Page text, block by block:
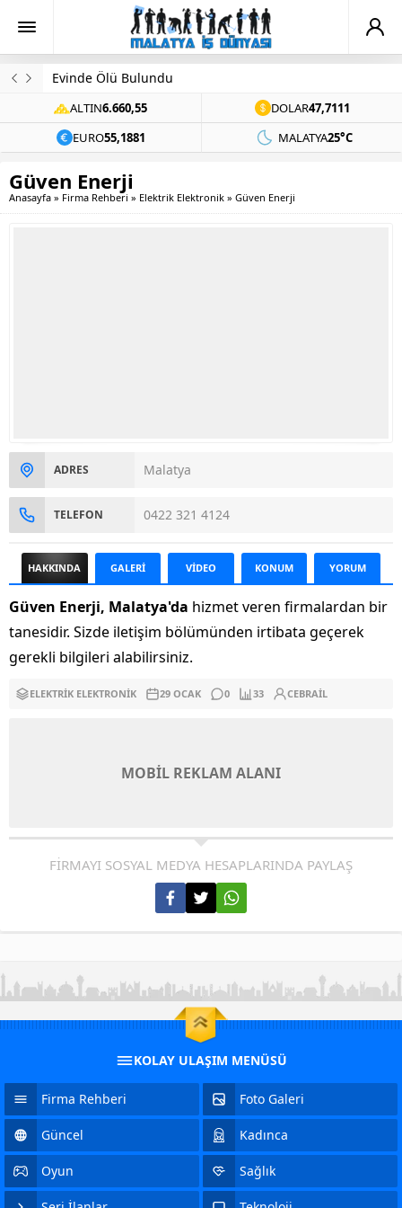
Evinde Ölü Bulundu
ALTIN6.660,55 DOLAR47,7111
EURO55,1881 MALATYA25°C
Güven Enerji
Anasayfa » Firma Rehberi » Elektrik Elektronik » Güven Enerji
ADRES Malatya
TELEFON 0422 321 4124
HAKKINDA GALERİ VİDEO KONUM YORUM
Güven Enerji, Malatya'da hizmet veren firmalardan bir
tanesidir. Sizde iletişim bölümünden irtibata geçerek
gerekli bilgileri alabilirsiniz.
ELEKTRIK ELEKTRONIK 29 OCAK 0 33 CEBRAIL
MOBİL REKLAM ALANI
FİRMAYI SOSYAL MEDYA HESAPLARINDA PAYLAŞ
KOLAY ULAŞIM MENÜSÜ
Firma Rehberi Foto Galeri
Güncel Kadınca
Oyun Sağlık